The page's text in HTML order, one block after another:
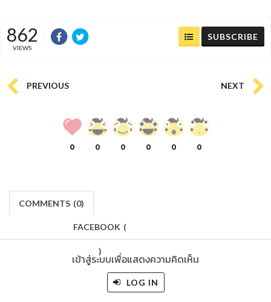
862
VIEWS
SUBSCRIBE
PREVIOUS NEXT
0 0 0 0 0 0
COMMENTS (0)
FACEBOOK (
)
เข้าสู่ระบบเพื่อแสดงความคิดเห็น
LOG IN